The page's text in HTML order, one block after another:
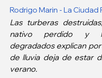
Rodrigo Marin - La Ciudad
Las turberas
nativo perdido y
degradados explican
de lluvia deja de estar
verano.